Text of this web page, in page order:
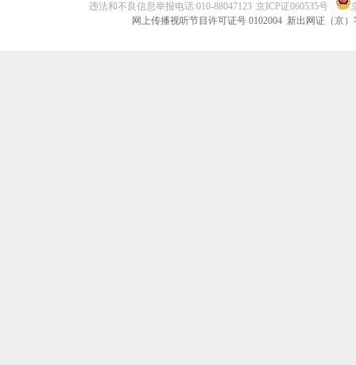
违法和不良信息举报电话:010-88047123 京ICP证060535号
网上传播视听节目许可证号 0102004 新出网证（京